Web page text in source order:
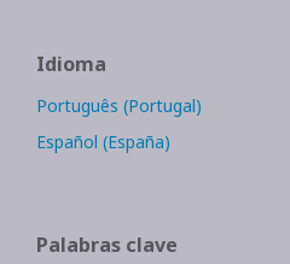
Idioma
Português (Portugal)
Español (España)
Palabras clave